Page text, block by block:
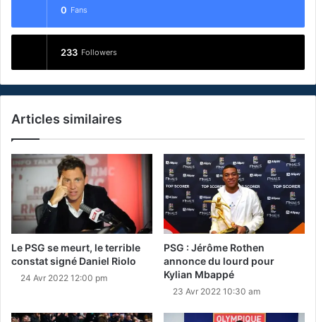
0 Fans
233 Followers
Articles similaires
Le PSG se meurt, le terrible
constat signé Daniel Riolo
24 Avr 2022 12:00 pm
PSG : Jérôme Rothen
annonce du lourd pour
Kylian Mbappé
23 Avr 2022 10:30 am